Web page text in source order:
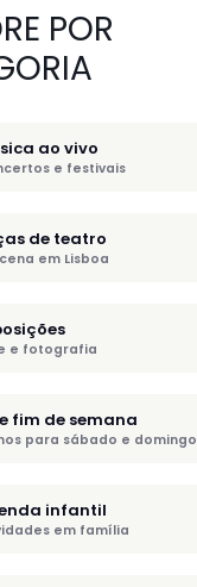
POR
ao vivo
e festivais
de teatro
em Lisboa
e fotografia
fim de semana
para sábado e domingo
infantil
em família